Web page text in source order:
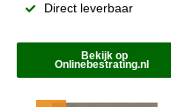
Direct leverbaar
Bekijk op
Onlinebestrating.nl